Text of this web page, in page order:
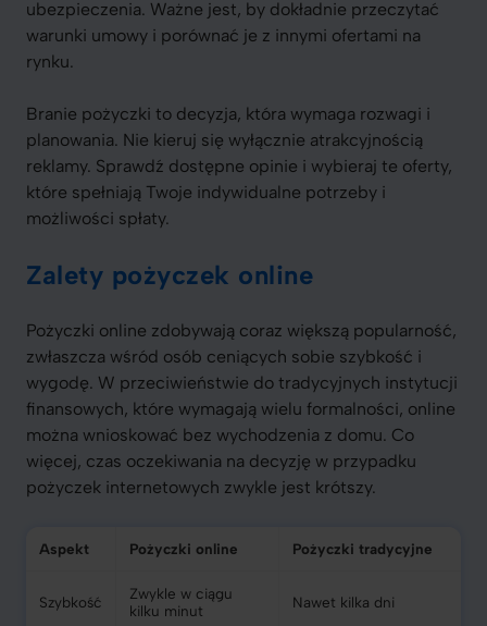
ubezpieczenia. Ważne jest, by dokładnie przeczytać
warunki umowy i porównać je z innymi ofertami na
rynku.
Branie pożyczki to decyzja, która wymaga rozwagi i
planowania. Nie kieruj się wyłącznie atrakcyjnością
reklamy. Sprawdź dostępne opinie i wybieraj te oferty,
które spełniają Twoje indywidualne potrzeby i
możliwości spłaty.
Zalety pożyczek online
Pożyczki online zdobywają coraz większą popularność,
zwłaszcza wśród osób ceniących sobie szybkość i
wygodę. W przeciwieństwie do tradycyjnych instytucji
finansowych, które wymagają wielu formalności, online
można wnioskować bez wychodzenia z domu. Co
więcej, czas oczekiwania na decyzję w przypadku
pożyczek internetowych zwykle jest krótszy.
Aspekt Pożyczki online Pożyczki tradycyjne
Szybkość
Zwykle w ciągu
kilku minut
Nawet kilka dni